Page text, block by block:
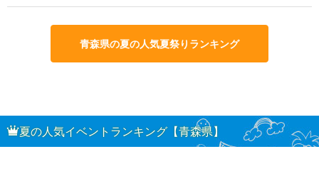
青森県の夏の人気夏祭りランキング
夏の人気イベントランキング【青森県】